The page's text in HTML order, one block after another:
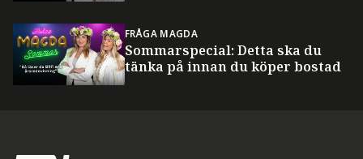
FRÅGA MAGDA
Sommarspecial: Detta ska du
tänka på innan du köper bostad